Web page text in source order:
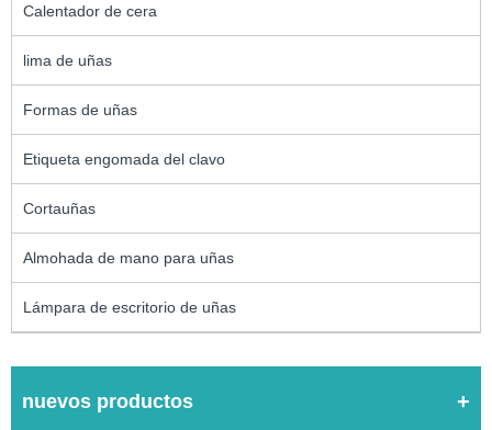
Calentador de cera
lima de uñas
Formas de uñas
Etiqueta engomada del clavo
Cortauñas
Almohada de mano para uñas
Lámpara de escritorio de uñas
nuevos productos